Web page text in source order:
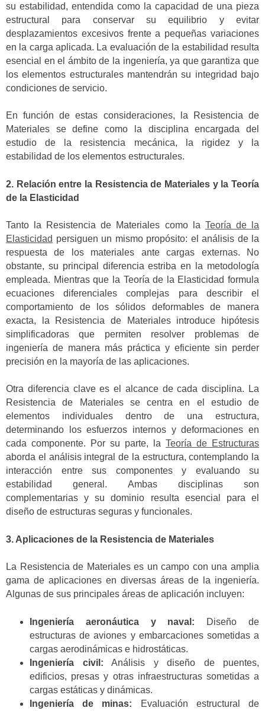
su estabilidad, entendida como la capacidad de una pieza
estructural para conservar su equilibrio y evitar
desplazamientos excesivos frente a pequeñas variaciones
en la carga aplicada. La evaluación de la estabilidad resulta
esencial en el ámbito de la ingeniería, ya que garantiza que
los elementos estructurales mantendrán su integridad bajo
condiciones de servicio.
En función de estas consideraciones, la Resistencia de
Materiales se define como la disciplina encargada del
estudio de la resistencia mecánica, la rigidez y la
estabilidad de los elementos estructurales.
2. Relación entre la Resistencia de Materiales y la Teoría
de la Elasticidad
Tanto la Resistencia de Materiales como la Teoría de la
Elasticidad persiguen un mismo propósito: el análisis de la
respuesta de los materiales ante cargas externas. No
obstante, su principal diferencia estriba en la metodología
empleada. Mientras que la Teoría de la Elasticidad formula
ecuaciones diferenciales complejas para describir el
comportamiento de los sólidos deformables de manera
exacta, la Resistencia de Materiales introduce hipótesis
simplificadoras que permiten resolver problemas de
ingeniería de manera más práctica y eficiente sin perder
precisión en la mayoría de las aplicaciones.
Otra diferencia clave es el alcance de cada disciplina. La
Resistencia de Materiales se centra en el estudio de
elementos individuales dentro de una estructura,
determinando los esfuerzos internos y deformaciones en
cada componente. Por su parte, la Teoría de Estructuras
aborda el análisis integral de la estructura, contemplando la
interacción entre sus componentes y evaluando su
estabilidad general. Ambas disciplinas son
complementarias y su dominio resulta esencial para el
diseño de estructuras seguras y funcionales.
3. Aplicaciones de la Resistencia de Materiales
La Resistencia de Materiales es un campo con una amplia
gama de aplicaciones en diversas áreas de la ingeniería.
Algunas de sus principales áreas de aplicación incluyen:
Ingeniería aeronáutica y naval: Diseño de
estructuras de aviones y embarcaciones sometidas a
cargas aerodinámicas e hidrostáticas.
Ingeniería civil: Análisis y diseño de puentes,
edificios, presas y otras infraestructuras sometidas a
cargas estáticas y dinámicas.
Ingeniería de minas: Evaluación estructural de